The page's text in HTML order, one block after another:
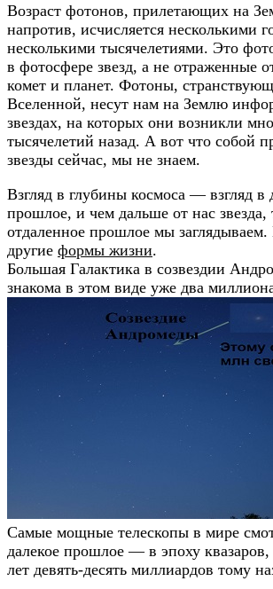
Возраст фотонов, прилетающих на
напротив, исчисляется несколькими
несколькими тысячелетиями. Это
в фотосфере звезд, а не отраженные
комет и планет. Фотоны,
Вселенной, несут нам на Землю
звездах, на которых они возникли
тысячелетий назад. А вот что собой
звезды сейчас, мы не знаем.
Взгляд в глубины космоса — взгляд в
прошлое, и чем дальше от нас звезда,
отдаленное прошлое мы
другие формы жизни.
Большая Галактика в созвездии
знакома в этом виде уже два
Самые мощные телескопы в мире
далекое прошлое — в эпоху квазаров,
лет девять-десять миллиардов тому